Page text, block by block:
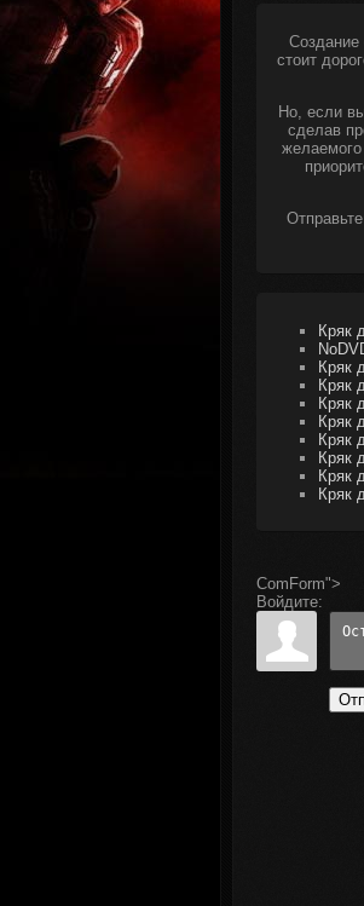
Создание
стоит
Но, если
сделав
Кряк
Кряк
Кряк
Кряк
Кряк
Кряк
Кряк
Кряк
Кряк
ComForm">
Войдите: